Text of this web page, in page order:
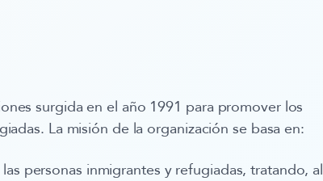
surgida en el año 1991 para promover los
La misión de la organización se basa en:
personas inmigrantes y refugiadas, tratando, al